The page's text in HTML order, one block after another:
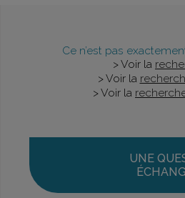
Ce n’est pas
> Voir la
> Voir la
> Voir la
UNE